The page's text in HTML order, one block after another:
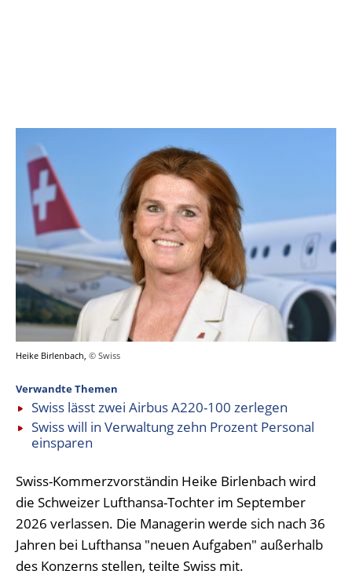
Heike Birlenbach, © Swiss
Verwandte Themen
Swiss lässt zwei Airbus A220-100 zerlegen
Swiss will in Verwaltung zehn Prozent Personal
einsparen
Swiss-Kommerzvorständin Heike Birlenbach wird
die Schweizer Lufthansa-Tochter im September
2026 verlassen. Die Managerin werde sich nach 36
Jahren bei Lufthansa "neuen Aufgaben" außerhalb
des Konzerns stellen, teilte Swiss mit.